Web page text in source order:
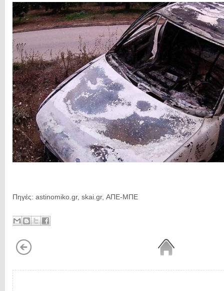
Πηγές: astinomiko.gr, skai.gr, ΑΠΕ-ΜΠΕ